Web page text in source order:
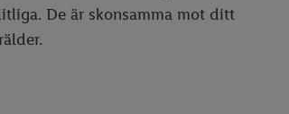
De är skonsamma mot ditt